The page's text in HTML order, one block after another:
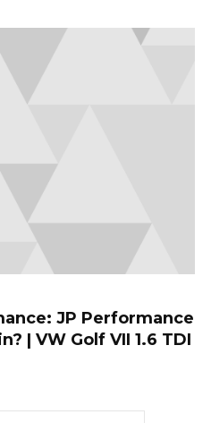
JP Performance
| VW Golf VII 1.6 TDI